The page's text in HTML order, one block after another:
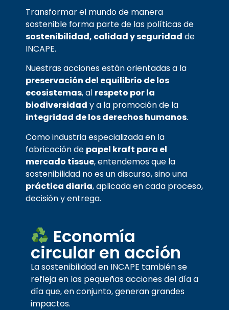
Transformar el mundo de manera
sostenible forma parte de las políticas de
sostenibilidad, calidad y seguridad de
INCAPE.
Nuestras acciones están orientadas a la
preservación del equilibrio de los
ecosistemas, al respeto por la
biodiversidad y a la promoción de la
integridad de los derechos humanos.
Como industria especializada en la
fabricación de papel kraft para el
mercado tissue, entendemos que la
sostenibilidad no es un discurso, sino una
práctica diaria, aplicada en cada proceso,
decisión y entrega.
Economía
circular en acción
La sostenibilidad en INCAPE también se
refleja en las pequeñas acciones del día a
día que, en conjunto, generan grandes
impactos.